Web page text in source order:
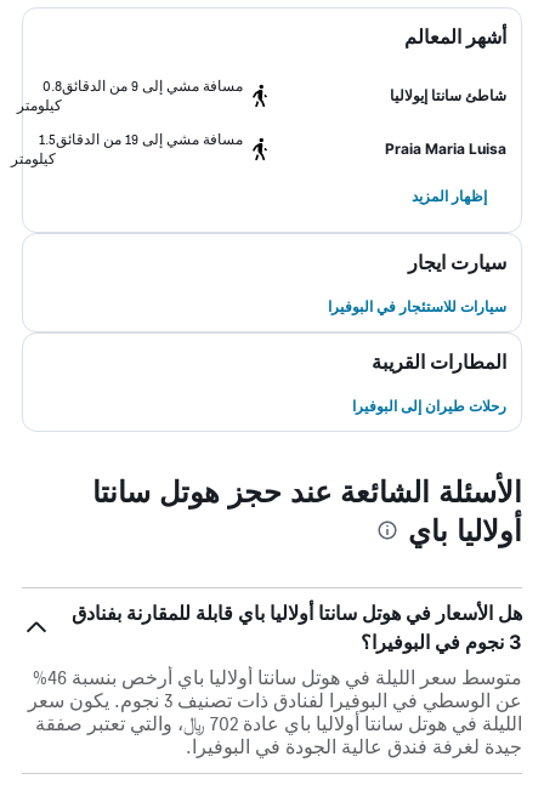
أشهر المعالم
شاطئ سانتا إيولاليا
مسافة مشي إلى 9 من الدقائق
0.8
كيلومتر
Praia Maria Luisa
مسافة مشي إلى 19 من الدقائق
1.5
كيلومتر
إظهار المزيد
سيارت ايجار
سيارات للاستئجار في البوفيرا
المطارات القريبة
رحلات طيران إلى البوفيرا
الأسئلة الشائعة عند حجز هوتل سانتا
أولاليا باي
هل الأسعار في هوتل سانتا أولاليا باي قابلة للمقارنة بفنادق
3 نجوم في البوفيرا؟
متوسط سعر الليلة في هوتل سانتا أولاليا باي أرخص بنسبة 46%
عن الوسطي في البوفيرا لفنادق ذات تصنيف 3 نجوم. يكون سعر
الليلة في هوتل سانتا أولاليا باي عادة 702 ﷼، والتي تعتبر صفقة
جيدة لغرفة فندق عالية الجودة في البوفيرا.